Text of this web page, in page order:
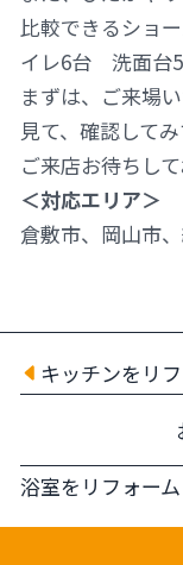
比較できるショ
イレ6台 洗面台5
まずは、ご来場
見て、確認して
ご来店お待ちし
＜対応エリア＞
倉敷市、岡山市
キッチンをリ
浴室をリフォー